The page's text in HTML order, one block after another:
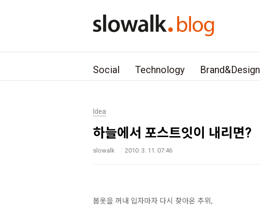
Social Technology Brand&Design
Idea
하늘에서 포스트잇이 내리면?
slowalk 2010. 3. 11. 07:46
봄옷을 꺼내 입자마자 다시 찾아온 추위,